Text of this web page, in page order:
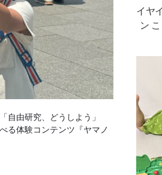
自由研究、どうしよう」
る体験コンテンツ『ヤマノ
イヤ
ン